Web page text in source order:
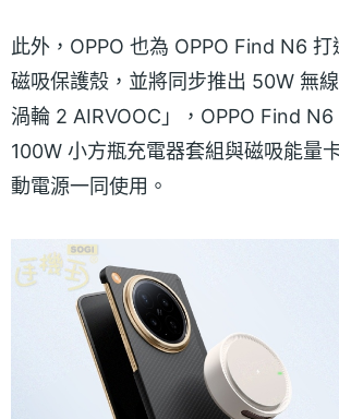
此外，OPPO 也為 OPPO Find N6
磁吸保護殼，並將同步推出 50W 無
渦輪 2 AIRVOOC」，OPPO Find
100W 小方瓶充電器套組與磁吸能量
動電源一同使用。